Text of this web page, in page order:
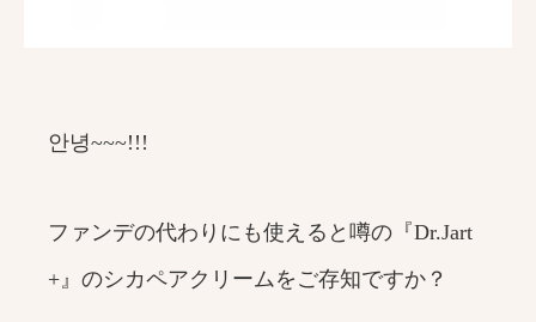
안녕~~~!!!
ファンデの代わりにも使えると噂の『Dr.Jart
+』のシカペアクリームをご存知ですか？